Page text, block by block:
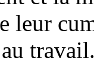
leur